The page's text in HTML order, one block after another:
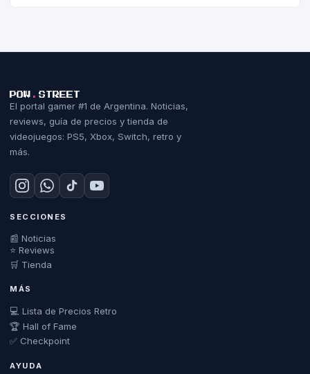
POW . STREET
El portal gamer #1 de Argentina. Noticias,
reviews, guía de precios y tienda de
videojuegos: PS5, Xbox, Switch, retro y
más.
SECCIONES
📰 Noticias
⭐ Reviews
🛒 Tienda
MÁS
💻 Lista de Precios Retro
🏆 Hall of Fame
✅ Checkpoint
AYUDA